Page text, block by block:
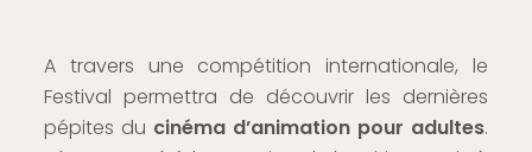
A travers une compétition internationale, le
Festival permettra de découvrir les dernières
pépites du cinéma d’animation pour adultes.